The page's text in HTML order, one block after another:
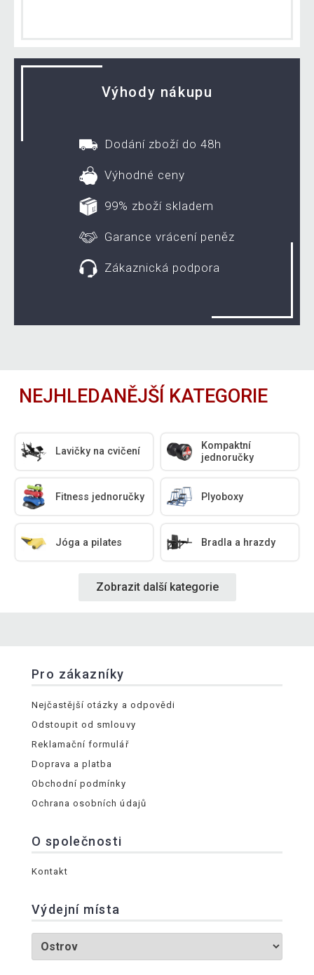
Výhody nákupu
Dodání zboží do 48h
Výhodné ceny
99% zboží skladem
Garance vrácení peněz
Zákaznická podpora
NEJHLEDANĚJŠÍ KATEGORIE
Lavičky na cvičení
Kompaktní
jednoručky
Fitness jednoručky Plyoboxy
Jóga a pilates Bradla a hrazdy
Zobrazit další kategorie
Pro zákazníky
Nejčastější otázky a odpovědi
Odstoupit od smlouvy
Reklamační formulář
Doprava a platba
Obchodní podmínky
Ochrana osobních údajů
O společnosti
Kontakt
Výdejní místa